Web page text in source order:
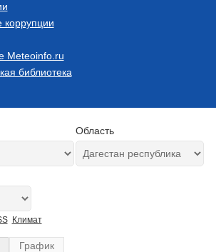
коррупции
Meteoinfo.ru
библиотека
Область
Климат
График